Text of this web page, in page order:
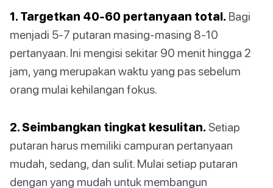
1. Targetkan 40-60 pertanyaan total. Bagi
menjadi 5-7 putaran masing-masing 8-10
pertanyaan. Ini mengisi sekitar 90 menit hingga 2
jam, yang merupakan waktu yang pas sebelum
orang mulai kehilangan fokus.
2. Seimbangkan tingkat kesulitan. Setiap
putaran harus memiliki campuran pertanyaan
mudah, sedang, dan sulit. Mulai setiap putaran
dengan yang mudah untuk membangun